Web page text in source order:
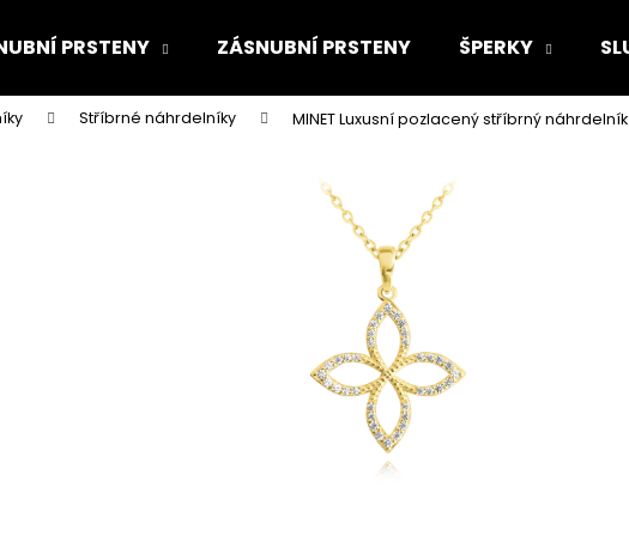
PRSTENY ZÁSNUBNÍ PRSTENY ŠPERKY
Stříbrné náhrdelníky MINET Luxusní pozlacený stříbrný
Co potřebujete najít?
Doporučujeme